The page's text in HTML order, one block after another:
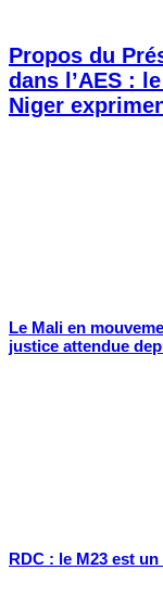
Propos du
dans l’AES :
Niger
Le Mali en
justice attendue
RDC : le M23 est